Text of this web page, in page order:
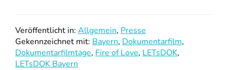
Veröffentlicht in: Allgemein, Presse
Gekennzeichnet mit: Bayern, Dokumentarfilm,
Dokumentarfilmtage, Fire of Love, LETsDOK,
LETsDOK Bayern